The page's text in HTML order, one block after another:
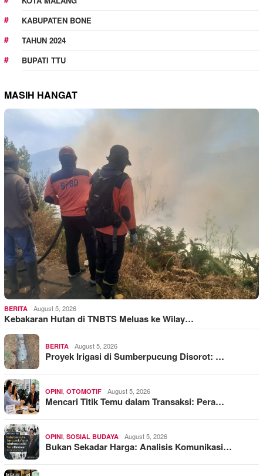
KABUPATEN BONE
TAHUN 2024
BUPATI TTU
MASIH HANGAT
BERITA August 5, 2026
Kebakaran Hutan di TNBTS Meluas ke Wilay…
BERITA August 5, 2026
Proyek Irigasi di Sumberpucung Disorot: …
OPINI OTOMOTIF August 5, 2026
Mencari Titik Temu dalam Transaksi: Pera…
OPINI SOSIAL BUDAYA August 5, 2026
Bukan Sekadar Harga: Analisis Komunikasi…